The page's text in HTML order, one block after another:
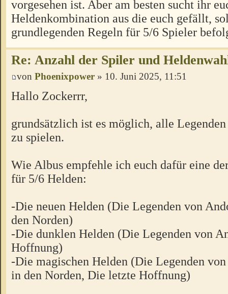
vorgesehen ist. Aber am besten sucht ihr
Heldenkombination aus die euch gefällt,
grundlegenden Regeln für 5/6 Spieler
Re: Anzahl der Spiler und
von Phoenixpower » 10. Juni 2025, 11:51
Hallo Zockerrr,
grundsätzlich ist es möglich, alle
zu spielen.
Wie Albus empfehle ich euch dafür eine
für 5/6 Helden:
-Die neuen Helden (Die Legenden von
den Norden)
-Die dunklen Helden (Die Legenden von
Hoffnung)
-Die magischen Helden (Die Legenden
in den Norden, Die letzte Hoffnung)